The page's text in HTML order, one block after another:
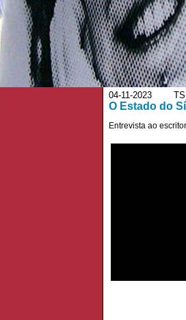
04-11-2023
O Estado do
Entrevista ao